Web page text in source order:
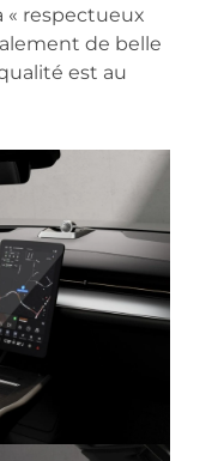
« respectueux
de belle
est au